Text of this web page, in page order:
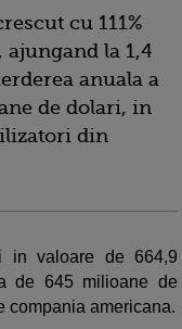
cu 111%
la 1,4
anuala a
de dolari, in
din
in valoare de 664,9
de 645 milioane de
compania americana.